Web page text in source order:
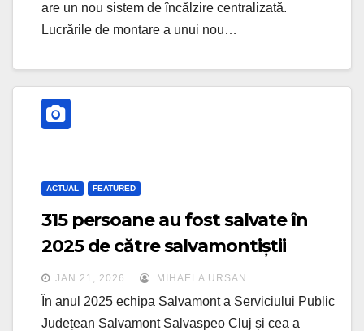
are un nou sistem de încălzire centralizată.
Lucrările de montare a unui nou…
ACTUAL FEATURED
315 persoane au fost salvate în
2025 de către salvamontiștii
clujeni
JAN 21, 2026 MIHAELA URSAN
În anul 2025 echipa Salvamont a Serviciului Public
Județean Salvamont Salvaspeo Cluj și cea a